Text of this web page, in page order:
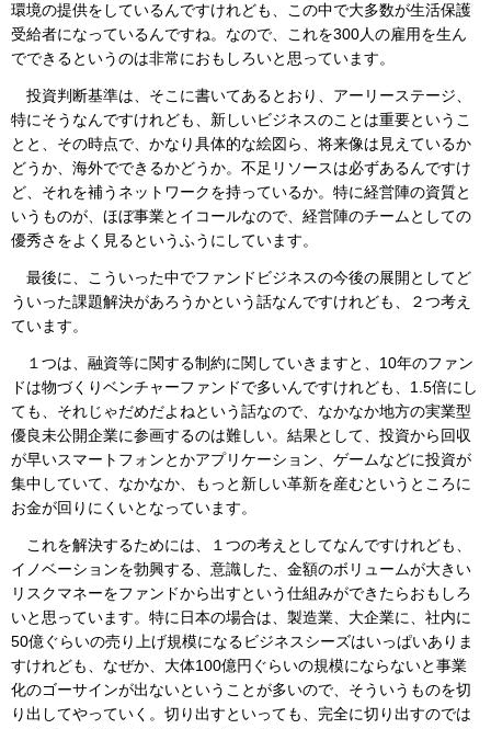
環境の提供をしているんですけれども、この中で大多数が生活保護
受給者になっているんですね。なので、これを300人の雇用を生ん
でできるというのは非常におもしろいと思っています。
投資判断基準は、そこに書いてあるとおり、アーリーステージ、
特にそうなんですけれども、新しいビジネスのことは重要というこ
とと、その時点で、かなり具体的な絵図ら、将来像は見えているか
どうか、海外でできるかどうか。不足リソースは必ずあるんですけ
ど、それを補うネットワークを持っているか。特に経営陣の資質と
いうものが、ほぼ事業とイコールなので、経営陣のチームとしての
優秀さをよく見るというふうにしています。
最後に、こういった中でファンドビジネスの今後の展開としてど
ういった課題解決があろうかという話なんですけれども、２つ考え
ています。
１つは、融資等に関する制約に関していきますと、10年のファン
ドは物づくりベンチャーファンドで多いんですけれども、1.5倍にし
ても、それじゃだめだよねという話なので、なかなか地方の実業型
優良未公開企業に参画するのは難しい。結果として、投資から回収
が早いスマートフォンとかアプリケーション、ゲームなどに投資が
集中していて、なかなか、もっと新しい革新を産むというところに
お金が回りにくいとなっています。
これを解決するためには、１つの考えとしてなんですけれども、
イノベーションを勃興する、意識した、金額のボリュームが大きい
リスクマネーをファンドから出すという仕組みができたらおもしろ
いと思っています。特に日本の場合は、製造業、大企業に、社内に
50億ぐらいの売り上げ規模になるビジネスシーズはいっぱいありま
すけれども、なぜか、大体100億円ぐらいの規模にならないと事業
化のゴーサインが出ないということが多いので、そういうものを切
り出してやっていく。切り出すといっても、完全に切り出すのでは